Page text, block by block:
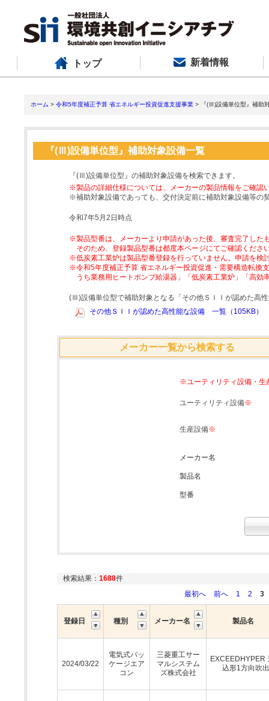
トップ 新着情報
ホーム > 令和5年度補正予算 省エネルギー投資促進支援事業 > 『(Ⅲ)設備単位型』補助
『(Ⅲ)設備単位型』補助対象設備一覧
『(Ⅲ)設備単位型』の補助対象設備を検索できます。
※製品の詳細仕様については、メーカーの製品情報をご確認
※補助対象設備であっても、交付決定前に補助対象設備等の
令和7年5月2日時点
※製品型番は、メーカーより申請があった後、審査完了した
そのため、登録製品型番は都度本ページにてご確認くださ
※低炭素工業炉は製品型番登録を行っていません。申請を検
※令和5年度補正予算 省エネルギー投資促進・需要構造転換
うち業務用ヒートポンプ給湯器」「低炭素工業炉」「高
(Ⅲ)設備単位型で補助対象となる「その他ＳＩＩが認めた高
その他ＳＩＩが認めた高性能な設備 一覧（105KB）
メーカー一覧から検索する
※ユーティリティ設備・生
ユーティリティ設備※
生産設備※
メーカー名
製品名
型番
検索結果： 1688件
最初へ
前へ 1 2 3
登録日 種別 メーカー名 製品名
2024/03/22
電気式パッ
ケージエア
コン
三菱重工サー
マルシステム
ズ株式会社
EXCEEDHYPER
込形1方向吹